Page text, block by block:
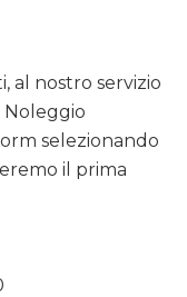
al nostro servizio
Noleggio
selezionando
il prima